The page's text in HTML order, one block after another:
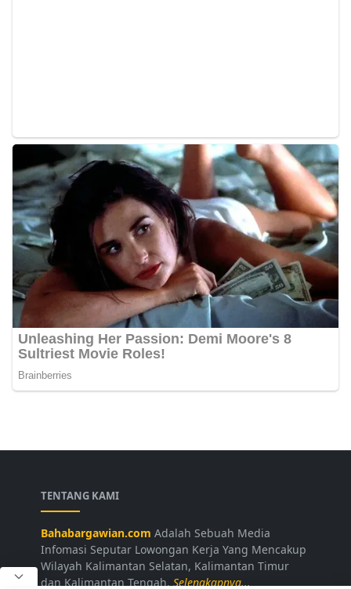
TENTANG KAMI
Bahabargawian.com Adalah Sebuah Media
Infomasi Seputar Lowongan Kerja Yang Mencakup
Wilayah Kalimantan Selatan, Kalimantan Timur
dan Kalimantan Tengah.Selengkapnya...